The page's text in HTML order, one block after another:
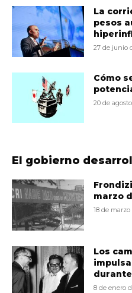
La
pesos
27 de junio
Cómo
20 de
El gobierno
marzo
18 de marzo
Los
8 de enero